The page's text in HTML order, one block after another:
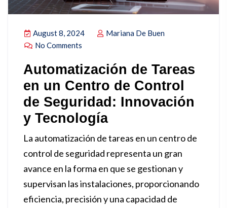
August 8, 2024
Mariana De Buen
No Comments
Automatización de Tareas
en un Centro de Control
de Seguridad: Innovación
y Tecnología
La automatización de tareas en un centro de
control de seguridad representa un gran
avance en la forma en que se gestionan y
supervisan las instalaciones, proporcionando
eficiencia, precisión y una capacidad de